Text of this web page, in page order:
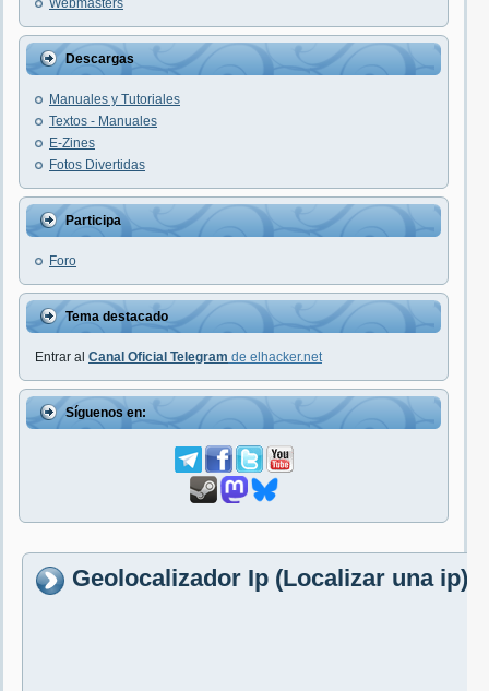
Webmasters
Descargas
Manuales y Tutoriales
Textos - Manuales
E-Zines
Fotos Divertidas
Participa
Foro
Tema destacado
Entrar al Canal Oficial Telegram de elhacker.net
Síguenos en:
Geolocalizador Ip (Localizar una ip)